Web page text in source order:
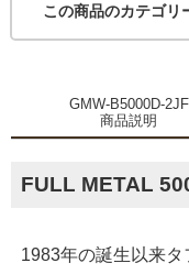
この商品のカテゴリ
GMW-B5000D-2JF
商品説明
FULL METAL
1983年の誕生以来タ